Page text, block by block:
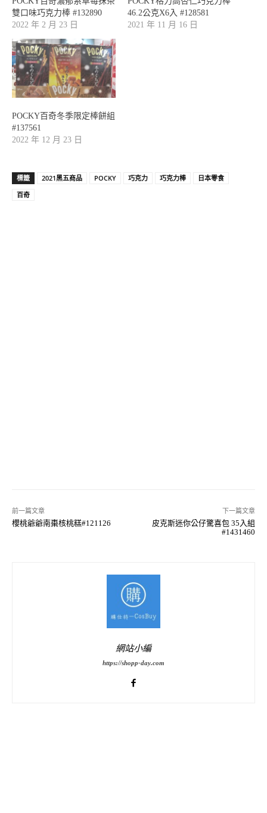
雙口味巧克力棒 #132890
2022 年 2 月 23 日
46.2公克X6入 #128581
2021 年 11 月 16 日
POCKY百奇冬季限定棒餅組
#137561
2022 年 12 月 23 日
標籤 2021黑五商品 POCKY 巧克力 巧克力棒
日本零食
百奇
前一篇文章
櫻桃爺爺南棗核桃糕#121126
下一篇文章
皮克斯迷你公仔驚喜包 35入組
#1431460
網站小編
https://shopp-day.com